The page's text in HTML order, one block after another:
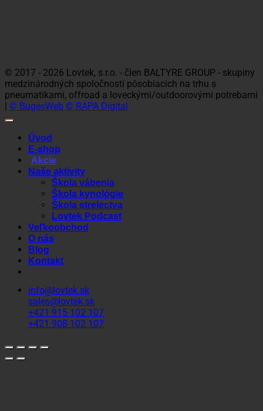
© 2017 - 2026 Lovtek, s.r.o. - člen BALTYRE GROUP - skupiny
medzinárodných spoločností pôsobiacich na trhu s
pneumatikami, offroad a loveckými/outdoorovými potrebami
© BugesWeb © RAPA Digital
Úvod
E-shop
Akcie
Naše aktivity
Škola vábenia
Škola kynológie
Škola strelectva
Lovtek Podcast
Veľkoobchod
O nás
Blog
Kontakt
info@lovtek.sk
sales@lovtek.sk
+421 915 102 107
+421 908 102 107